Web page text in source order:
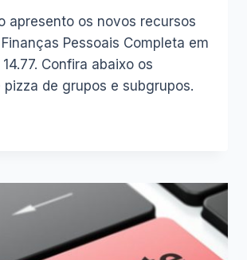
apresento os novos recursos
Pessoais Completa em
Confira abaixo os
de grupos e subgrupos.